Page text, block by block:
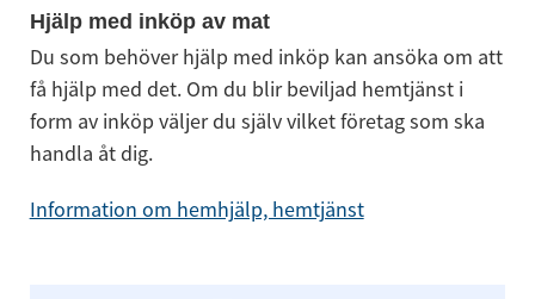
Hjälp med inköp av mat
Du som behöver hjälp med inköp kan ansöka om att
få hjälp med det. Om du blir beviljad hemtjänst i
form av inköp väljer du själv vilket företag som ska
handla åt dig.
Information om hemhjälp, hemtjänst